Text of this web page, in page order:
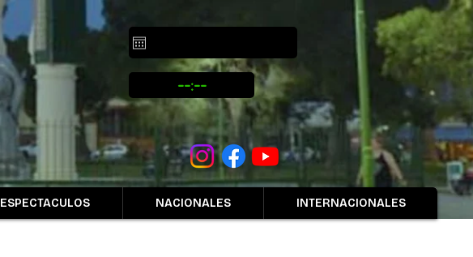
ESPECTACULOS NACIONALES INTERNACIONALES